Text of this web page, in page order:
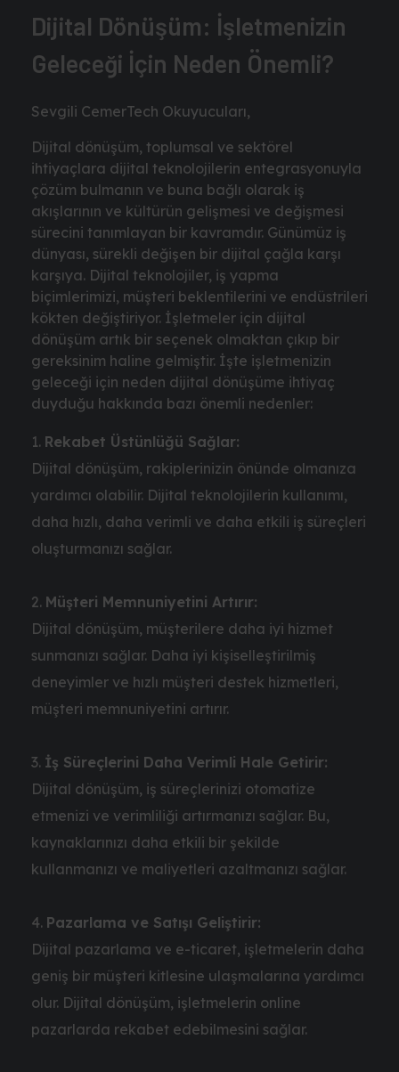
Dijital Dönüşüm: İşletmenizin
Geleceği İçin Neden Önemli?
Sevgili CemerTech Okuyucuları,
Dijital dönüşüm, toplumsal ve sektörel
ihtiyaçlara dijital teknolojilerin entegrasyonuyla
çözüm bulmanın ve buna bağlı olarak iş
akışlarının ve kültürün gelişmesi ve değişmesi
sürecini tanımlayan bir kavramdır. Günümüz iş
dünyası, sürekli değişen bir dijital çağla karşı
karşıya. Dijital teknolojiler, iş yapma
biçimlerimizi, müşteri beklentilerini ve endüstrileri
kökten değiştiriyor. İşletmeler için dijital
dönüşüm artık bir seçenek olmaktan çıkıp bir
gereksinim haline gelmiştir. İşte işletmenizin
geleceği için neden dijital dönüşüme ihtiyaç
duyduğu hakkında bazı önemli nedenler:
Rekabet Üstünlüğü Sağlar:
Dijital dönüşüm, rakiplerinizin önünde olmanıza
yardımcı olabilir. Dijital teknolojilerin kullanımı,
daha hızlı, daha verimli ve daha etkili iş süreçleri
oluşturmanızı sağlar.
Müşteri Memnuniyetini Artırır:
Dijital dönüşüm, müşterilere daha iyi hizmet
sunmanızı sağlar. Daha iyi kişiselleştirilmiş
deneyimler ve hızlı müşteri destek hizmetleri,
müşteri memnuniyetini artırır.
İş Süreçlerini Daha Verimli Hale Getirir:
Dijital dönüşüm, iş süreçlerinizi otomatize
etmenizi ve verimliliği artırmanızı sağlar. Bu,
kaynaklarınızı daha etkili bir şekilde
kullanmanızı ve maliyetleri azaltmanızı sağlar.
Pazarlama ve Satışı Geliştirir:
Dijital pazarlama ve e-ticaret, işletmelerin daha
geniş bir müşteri kitlesine ulaşmalarına yardımcı
olur. Dijital dönüşüm, işletmelerin online
pazarlarda rekabet edebilmesini sağlar.